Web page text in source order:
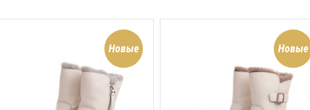
Новые Новые